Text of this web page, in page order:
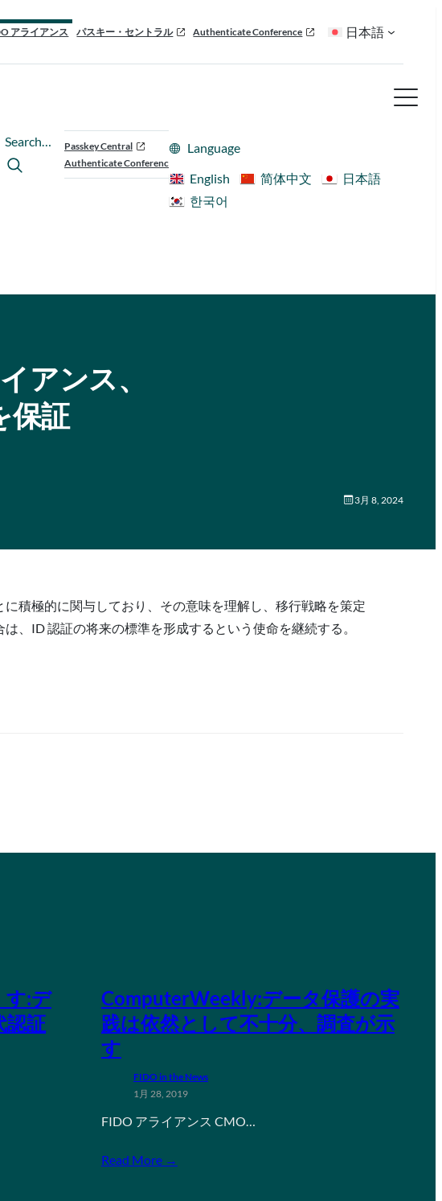
アライアンス パスキー・セントラル Authenticate Conference 日本語
Search…
Passkey Central
Authenticate Conference
Language
English
简体中文
日本語
한국어
アンス、
保証
3月 8, 2024
積極的に関与しており、その意味を理解し、移行戦略を策定
、ID 認証の将来の標準を形成するという使命を継続する。
す:デ
認証
ComputerWeekly:データ保護の実
践は依然として不十分、調査が示
す
FIDO in the News
1月 28, 2019
FIDO アライアンス CMO…
Read More →